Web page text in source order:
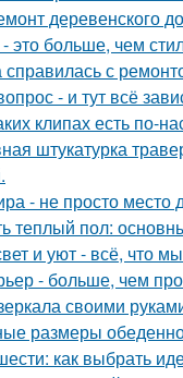
деревенского
это больше, чем
справилась с
- и тут всё
клипах есть по-
штукатурка
- не просто
теплый пол:
и уют - всё, что
- больше, чем
своими
размеры
как выбрать